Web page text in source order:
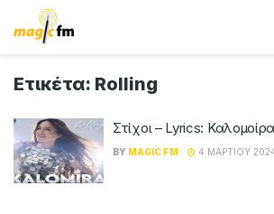
Ετικέτα: Rolling
Στίχοι – Lyrics:
BY MAGIC FM 4 ΜΑΡΤΊΟΥ